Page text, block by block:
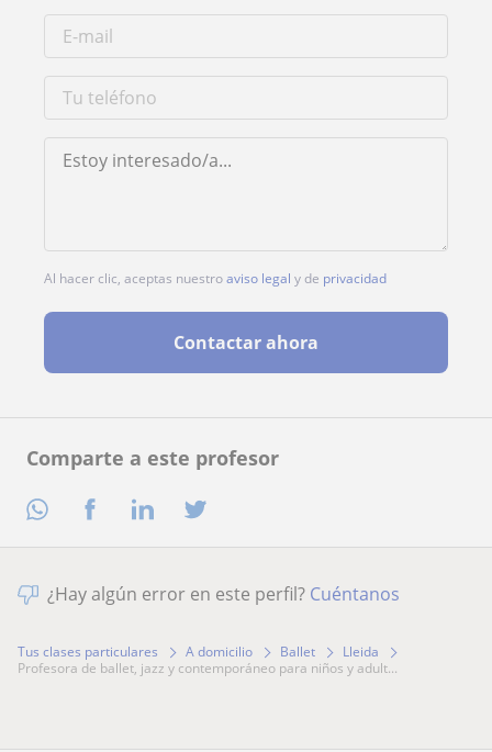
Comparte a este profesor
Al hacer clic, aceptas nuestroaviso legal y de privacidad
Contactar ahora
¿Hay algún error en este perfil? Cuéntanos
Tus clases particulares A domicilio Ballet
Lleida
profesora de ballet, jazz y contemporáneo para niños y adult...